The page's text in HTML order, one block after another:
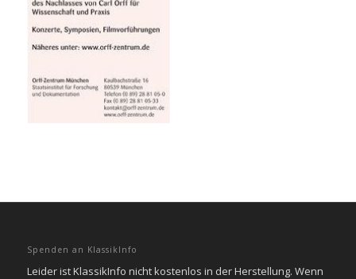
Spenden an KlassikInfo
Leider ist KlassikInfo nicht kostenlos in der Herstellung. Wenn